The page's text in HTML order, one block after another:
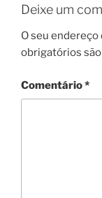
Deixe um
O seu
obrigatórios
Comentário*